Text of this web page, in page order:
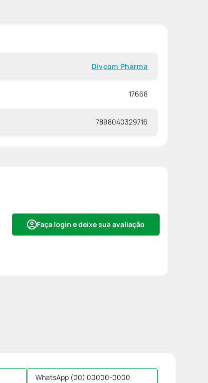
Divcom Pharma
17668
7898040329716
Faça login e deixe sua avaliação